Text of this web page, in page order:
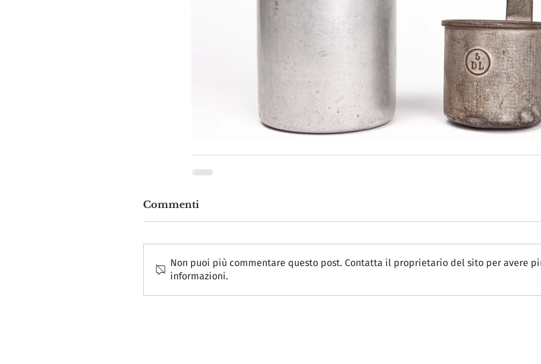
Commenti
Non puoi più commentare questo post. Contatta il proprietario del sito per avere
informazioni.